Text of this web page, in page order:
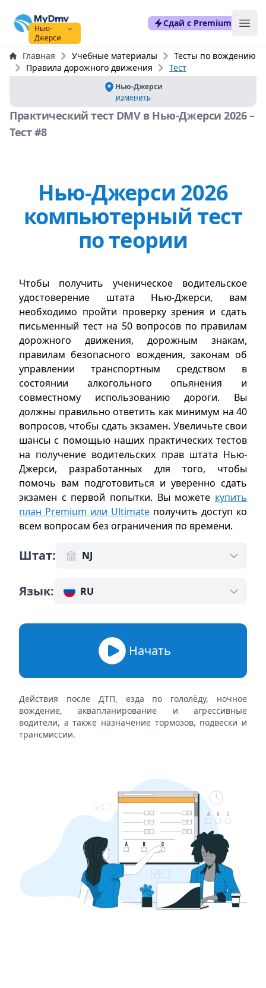
mydmvexam.com
Нью-
Джерси
Сдай с Premium
Главная Учебные материалы
Тесты по вождению
Правила дорожного движения
Тест
Нью-Джерси
изменить
Практический тест DMV в Нью-Джерси 2026 –
Тест #8
Нью-Джерси 2026
компьютерный тест
по теории
Чтобы получить ученическое водительское
удостоверение штата Нью-Джерси, вам
необходимо пройти проверку зрения и сдать
письменный тест на 50 вопросов по правилам
дорожного движения, дорожным знакам,
правилам безопасного вождения, законам об
управлении транспортным средством в
состоянии алкогольного опьянения и
совместному использованию дороги. Вы
должны правильно ответить как минимум на 40
вопросов, чтобы сдать экзамен. Увеличьте свои
шансы с помощью наших практических тестов
на получение водительских прав штата Нью-
Джерси, разработанных для того, чтобы
помочь вам подготовиться и уверенно сдать
экзамен с первой попытки. Вы можете купить
план Premium или Ultimate получить доступ ко
всем вопросам без ограничения по времени.
Штат: NJ
Язык: RU
Начать
Действия после ДТП, езда по гололёду, ночное
вождение, аквапланирование и агрессивные
водители, а также назначение тормозов, подвески и
трансмиссии.